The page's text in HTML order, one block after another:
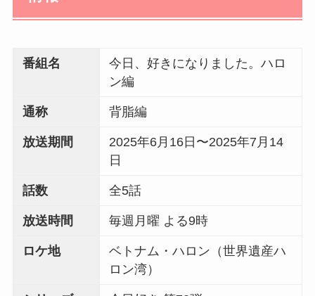
番組名
今日、好きになりました。ハロ
ン編
通称 背脂編
放送期間
2025年6月16日〜2025年7月14
日
話数 全5話
放送時間 毎週月曜 よる9時
ロケ地
ベトナム・ハロン（世界遺産ハ
ロン湾）